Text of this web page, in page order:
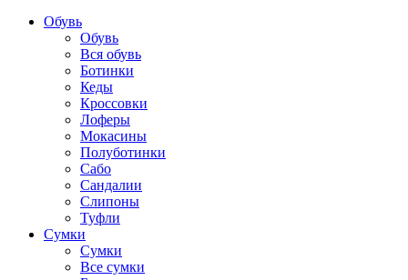
Обувь
Обувь
Вся обувь
Ботинки
Кеды
Кроссовки
Лоферы
Мокасины
Полуботинки
Сабо
Сандалии
Слипоны
Туфли
Сумки
Сумки
Все сумки